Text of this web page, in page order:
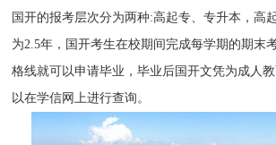
国开的报考层次分为两种:高起专、专升本，高
为2.5年，国开考生在校期间完成每学期的期末
格线就可以申请毕业，毕业后国开文凭为成人
以在学信网上进行查询。